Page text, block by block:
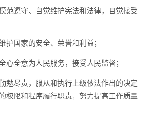
范遵守、自觉维护宪法和法律，自觉接受
护国家的安全、荣誉和利益；
心全意为人民服务，接受人民监督；
勉尽责，服从和执行上级依法作出的决定
权限和程序履行职责，努力提高工作质量